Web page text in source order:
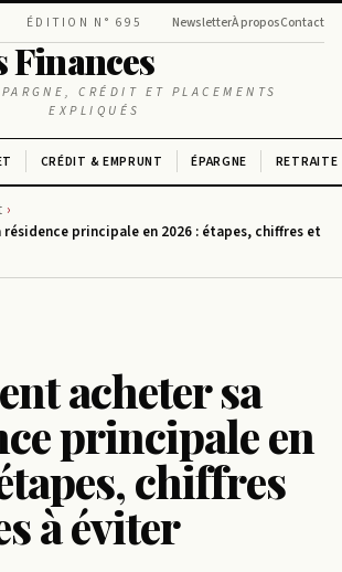
ÉDITION N° 695 NewsletterÀ proposContact
Finances
CRÉDIT ET PLACEMENTS
EXPLIQUÉS
CRÉDIT & EMPRUNT ÉPARGNE RETRAITE
principale en 2026 : étapes, chiffres et
acheter sa
principale en
chiffres
à éviter